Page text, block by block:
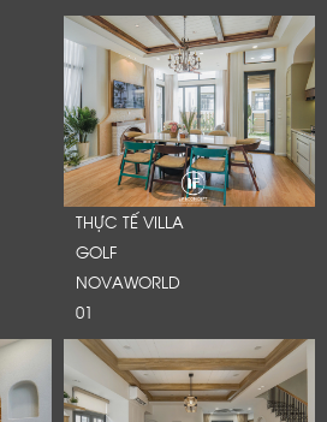
THỰC TẾ VILLA
GOLF
NOVAWORLD
01